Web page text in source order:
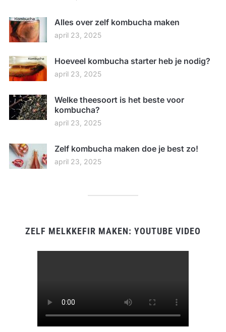
Alles over zelf kombucha maken
april 23, 2025
Hoeveel kombucha starter heb je nodig?
april 23, 2025
Welke theesoort is het beste voor
kombucha?
april 23, 2025
Zelf kombucha maken doe je best zo!
april 23, 2025
ZELF MELKKEFIR MAKEN: YOUTUBE VIDEO